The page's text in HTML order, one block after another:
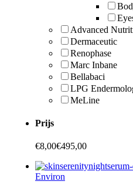
Advanced
Dermaceutic
Renophase
Marc Inbane
Bellabaci
LPG
MeLine
Prijs
€8,00€495,00
Environ